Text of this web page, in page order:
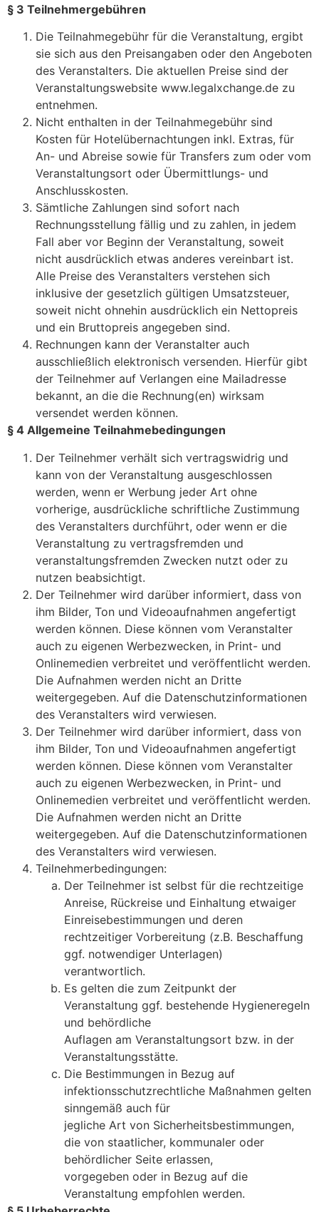
§ 3 Teilnehmergebühren
Die Teilnahmegebühr für die Veranstaltung, ergibt
sie sich aus den Preisangaben oder den Angeboten
des Veranstalters. Die aktuellen Preise sind der
Veranstaltungswebsite www.legalxchange.de zu
entnehmen.
Nicht enthalten in der Teilnahmegebühr sind
Kosten für Hotelübernachtungen inkl. Extras, für
An- und Abreise sowie für Transfers zum oder vom
Veranstaltungsort oder Übermittlungs- und
Anschlusskosten.
Sämtliche Zahlungen sind sofort nach
Rechnungsstellung fällig und zu zahlen, in jedem
Fall aber vor Beginn der Veranstaltung, soweit
nicht ausdrücklich etwas anderes vereinbart ist.
Alle Preise des Veranstalters verstehen sich
inklusive der gesetzlich gültigen Umsatzsteuer,
soweit nicht ohnehin ausdrücklich ein Nettopreis
und ein Bruttopreis angegeben sind.
Rechnungen kann der Veranstalter auch
ausschließlich elektronisch versenden. Hierfür gibt
der Teilnehmer auf Verlangen eine Mailadresse
bekannt, an die die Rechnung(en) wirksam
versendet werden können.
§ 4 Allgemeine Teilnahmebedingungen
Der Teilnehmer verhält sich vertragswidrig und
kann von der Veranstaltung ausgeschlossen
werden, wenn er Werbung jeder Art ohne
vorherige, ausdrückliche schriftliche Zustimmung
des Veranstalters durchführt, oder wenn er die
Veranstaltung zu vertragsfremden und
veranstaltungsfremden Zwecken nutzt oder zu
nutzen beabsichtigt.
Der Teilnehmer wird darüber informiert, dass von
ihm Bilder, Ton und Videoaufnahmen angefertigt
werden können. Diese können vom Veranstalter
auch zu eigenen Werbezwecken, in Print- und
Onlinemedien verbreitet und veröffentlicht werden.
Die Aufnahmen werden nicht an Dritte
weitergegeben. Auf die Datenschutzinformationen
des Veranstalters wird verwiesen.
Der Teilnehmer wird darüber informiert, dass von
ihm Bilder, Ton und Videoaufnahmen angefertigt
werden können. Diese können vom Veranstalter
auch zu eigenen Werbezwecken, in Print- und
Onlinemedien verbreitet und veröffentlicht werden.
Die Aufnahmen werden nicht an Dritte
weitergegeben. Auf die Datenschutzinformationen
des Veranstalters wird verwiesen.
Teilnehmerbedingungen:
Der Teilnehmer ist selbst für die rechtzeitige
Anreise, Rückreise und Einhaltung etwaiger
Einreisebestimmungen und deren
rechtzeitiger Vorbereitung (z.B. Beschaffung
ggf. notwendiger Unterlagen)
verantwortlich.
Es gelten die zum Zeitpunkt der
Veranstaltung ggf. bestehende Hygieneregeln
und behördliche
Auflagen am Veranstaltungsort bzw. in der
Veranstaltungsstätte.
Die Bestimmungen in Bezug auf
infektionsschutzrechtliche Maßnahmen gelten
sinngemäß auch für
jegliche Art von Sicherheitsbestimmungen,
die von staatlicher, kommunaler oder
behördlicher Seite erlassen,
vorgegeben oder in Bezug auf die
Veranstaltung empfohlen werden.